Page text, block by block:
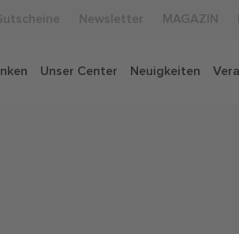
Newsletter MAGAZIN
Unser Center Neuigkeiten